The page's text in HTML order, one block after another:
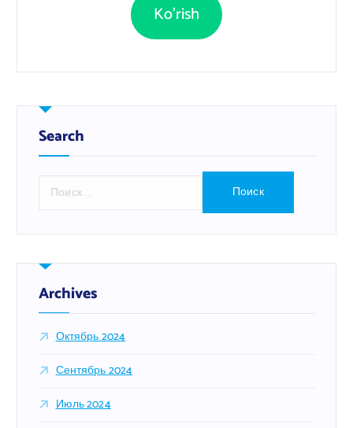
Ko’rish
Search
т
:
Archives
Октябрь 2024
Сентябрь 2024
Июль 2024